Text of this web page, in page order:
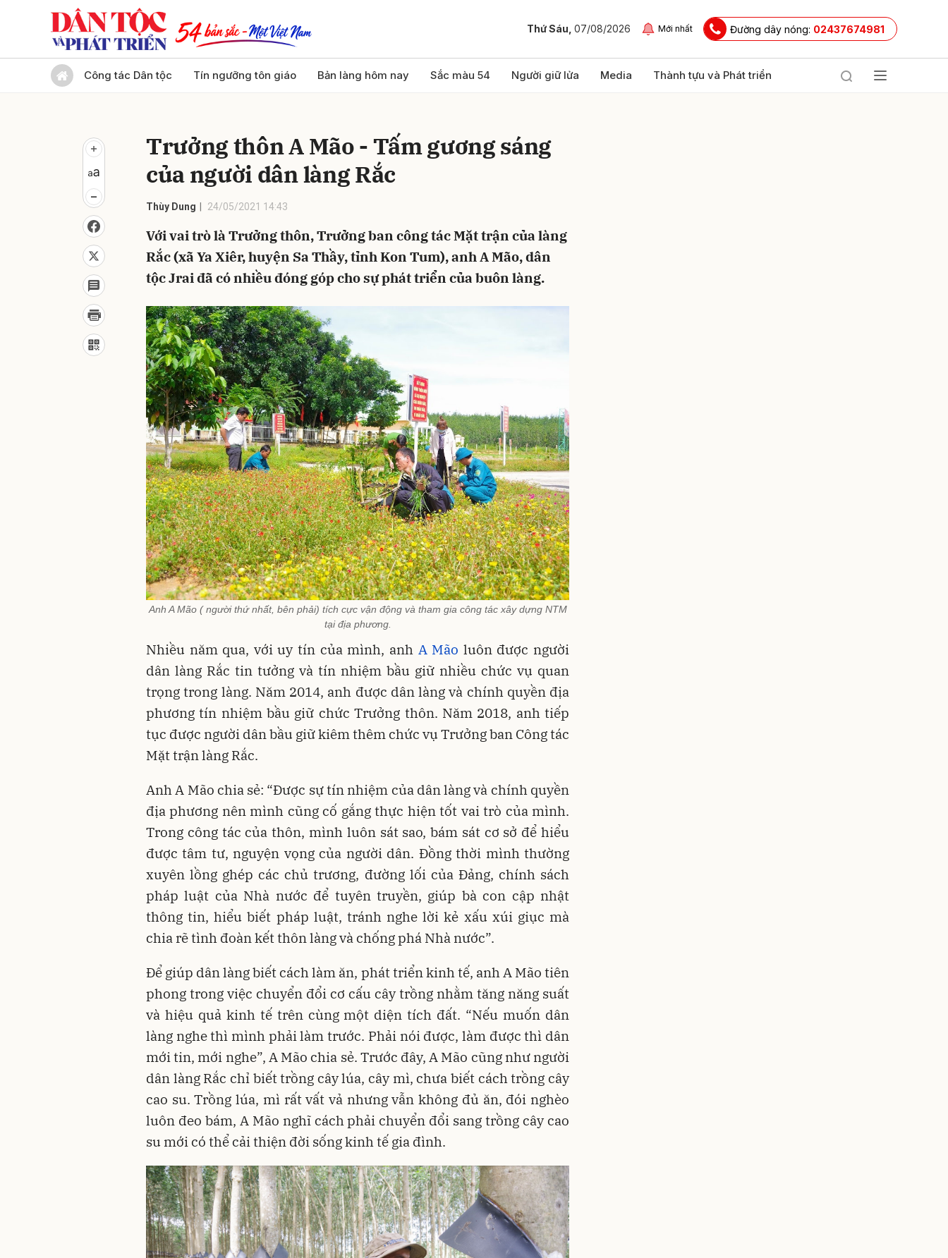
Thứ Sáu, 07/08/2026 Mới nhất Đường dây nóng: 02437674981
Công tác Dân tộc Tín ngưỡng tôn giáo Bản làng hôm nay Sắc màu 54 Người giữ lửa Media Thành tựu và Phát triển
Trưởng thôn A Mão - Tấm gương sáng
của người dân làng Rắc
Thùy Dung 24/05/2021 14:43
Với vai trò là Trưởng thôn, Trưởng ban công tác Mặt trận của làng
Rắc (xã Ya Xiêr, huyện Sa Thầy, tỉnh Kon Tum), anh A Mão, dân
tộc Jrai đã có nhiều đóng góp cho sự phát triển của buôn làng.
Anh A Mão ( người thứ nhất, bên phải) tích cực vận động và tham gia công tác xây dựng NTM
tại địa phương.
Nhiều năm qua, với uy tín của mình, anh A Mão luôn được người
dân làng Rắc tin tưởng và tín nhiệm bầu giữ nhiều chức vụ quan
trọng trong làng. Năm 2014, anh được dân làng và chính quyền địa
phương tín nhiệm bầu giữ chức Trưởng thôn. Năm 2018, anh tiếp
tục được người dân bầu giữ kiêm thêm chức vụ Trưởng ban Công tác
Mặt trận làng Rắc.
Anh A Mão chia sẻ: “Được sự tín nhiệm của dân làng và chính quyền
địa phương nên mình cũng cố gắng thực hiện tốt vai trò của mình.
Trong công tác của thôn, mình luôn sát sao, bám sát cơ sở để hiểu
được tâm tư, nguyện vọng của người dân. Đồng thời mình thường
xuyên lồng ghép các chủ trương, đường lối của Đảng, chính sách
pháp luật của Nhà nước để tuyên truyền, giúp bà con cập nhật
thông tin, hiểu biết pháp luật, tránh nghe lời kẻ xấu xúi giục mà
chia rẽ tình đoàn kết thôn làng và chống phá Nhà nước”.
Để giúp dân làng biết cách làm ăn, phát triển kinh tế, anh A Mão tiên
phong trong việc chuyển đổi cơ cấu cây trồng nhằm tăng năng suất
và hiệu quả kinh tế trên cùng một diện tích đất. “Nếu muốn dân
làng nghe thì mình phải làm trước. Phải nói được, làm được thì dân
mới tin, mới nghe”, A Mão chia sẻ. Trước đây, A Mão cũng như người
dân làng Rắc chỉ biết trồng cây lúa, cây mì, chưa biết cách trồng cây
cao su. Trồng lúa, mì rất vất vả nhưng vẫn không đủ ăn, đói nghèo
luôn đeo bám, A Mão nghĩ cách phải chuyển đổi sang trồng cây cao
su mới có thể cải thiện đời sống kinh tế gia đình.
Gửi bình luận
Hủy